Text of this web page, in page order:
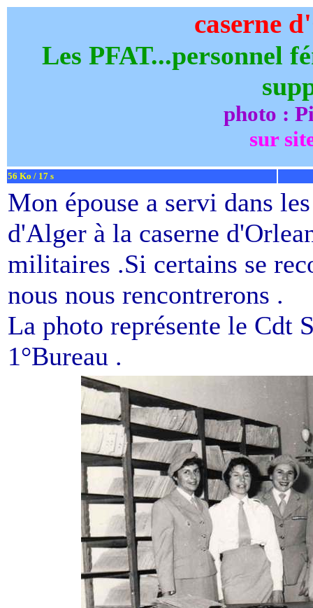
caserne
Les PFAT...personnel
photo :
sur
56 Ko / 17 s
Mon épouse a servi dans
d'Alger à la caserne
militaires .Si certains se
nous nous rencontrerons .
La photo représente le Cdt
1°Bureau .